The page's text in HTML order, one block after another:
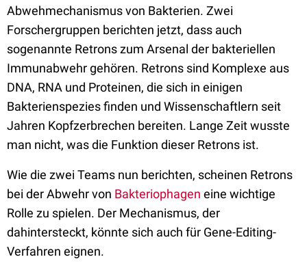
Abwehmechanismus von Bakterien. Zwei
Forschergruppen berichten jetzt, dass auch
sogenannte Retrons zum Arsenal der bakteriellen
Immunabwehr gehören. Retrons sind Komplexe aus
DNA, RNA und Proteinen, die sich in einigen
Bakterienspezies finden und Wissenschaftlern seit
Jahren Kopfzerbrechen bereiten. Lange Zeit wusste
man nicht, was die Funktion dieser Retrons ist.
Wie die zwei Teams nun berichten, scheinen Retrons
bei der Abwehr von Bakteriophagen eine wichtige
Rolle zu spielen. Der Mechanismus, der
dahintersteckt, könnte sich auch für Gene-Editing-
Verfahren eignen.